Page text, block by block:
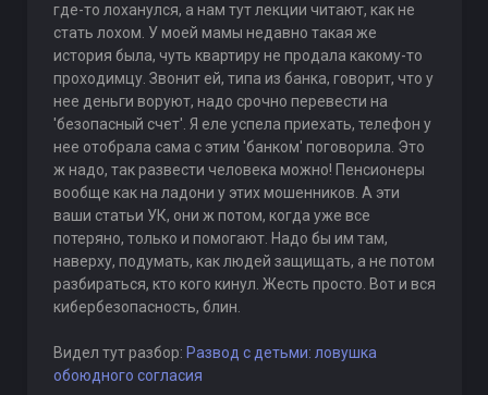
где-то лоханулся, а нам тут лекции читают, как не
стать лохом. У моей мамы недавно такая же
история была, чуть квартиру не продала какому-то
проходимцу. Звонит ей, типа из банка, говорит, что у
нее деньги воруют, надо срочно перевести на
'безопасный счет'. Я еле успела приехать, телефон у
нее отобрала сама с этим 'банком' поговорила. Это
ж надо, так развести человека можно! Пенсионеры
вообще как на ладони у этих мошенников. А эти
ваши статьи УК, они ж потом, когда уже все
потеряно, только и помогают. Надо бы им там,
наверху, подумать, как людей защищать, а не потом
разбираться, кто кого кинул. Жесть просто. Вот и вся
кибербезопасность, блин.
Видел тут разбор: Развод с детьми: ловушка
обоюдного согласия